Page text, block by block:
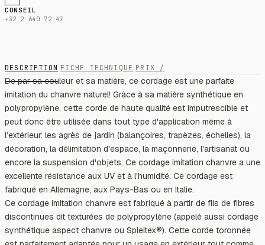
CONSEIL
+32 2 640 72 47
DESCRIPTION FICHE TECHNIQUE PRIX /
De par sa couleur et sa matière, ce cordage est une parfaite
imitation du chanvre naturel! Grâce à sa matière synthétique en
polypropylène, cette corde de haute qualité est imputrescible et
peut donc être utilisée dans tout type d'application même à
l’extérieur: les agrès de jardin (balançoires, trapèzes, échelles), la
décoration, la délimitation d'espace, la maçonnerie, l'artisanat ou
encore la suspension d'objets. Ce cordage imitation chanvre a une
excellente résistance aux UV et à l'humidité. Ce cordage est
fabriqué en Allemagne, aux Pays-Bas ou en Italie.
Ce cordage imitation chanvre est fabriqué à partir de fils de fibres
discontinues dit texturées de polypropylène (appelé aussi cordage
synthétique aspect chanvre ou Spleitex®). Cette corde toronnée